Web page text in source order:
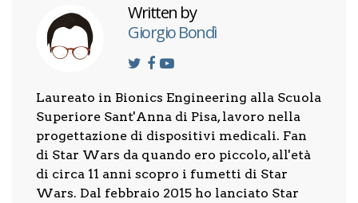
Written by
Giorgio Bondì
Laureato in Bionics Engineering alla Scuola
Superiore Sant'Anna di Pisa, lavoro nella
progettazione di dispositivi medicali. Fan
di Star Wars da quando ero piccolo, all'età
di circa 11 anni scopro i fumetti di Star
Wars. Dal febbraio 2015 ho lanciato Star